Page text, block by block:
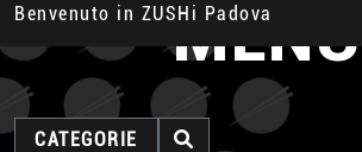
Benvenuto in ZUSHi PadovaMENU
CATEGORIE